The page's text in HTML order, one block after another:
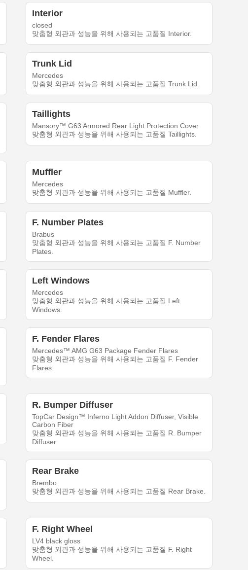
Interior
closed
맞춤형 외관과 성능을 위해 사용되는 고품질 Interior.
Trunk Lid
Mercedes
맞춤형 외관과 성능을 위해 사용되는 고품질 Trunk Lid.
Taillights
Mansory™ G63 Armored Rear Light Protection Cover
맞춤형 외관과 성능을 위해 사용되는 고품질 Taillights.
Muffler
Mercedes
맞춤형 외관과 성능을 위해 사용되는 고품질 Muffler.
F. Number Plates
Brabus
맞춤형 외관과 성능을 위해 사용되는 고품질 F. Number
Plates.
Left Windows
Mercedes
맞춤형 외관과 성능을 위해 사용되는 고품질 Left
Windows.
F. Fender Flares
Mercedes™ AMG G63 Package Fender Flares
맞춤형 외관과 성능을 위해 사용되는 고품질 F. Fender
Flares.
R. Bumper Diffuser
TopCar Design™ Inferno Light Addon Diffuser, Visible
Carbon Fiber
맞춤형 외관과 성능을 위해 사용되는 고품질 R. Bumper
Diffuser.
Rear Brake
Brembo
맞춤형 외관과 성능을 위해 사용되는 고품질 Rear Brake.
F. Right Wheel
LV4 black gloss
맞춤형 외관과 성능을 위해 사용되는 고품질 F. Right
Wheel.